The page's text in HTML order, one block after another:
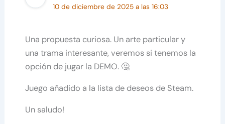
10 de diciembre de 2025 a las 16:03
Una propuesta curiosa. Un arte particular y
una trama interesante, veremos si tenemos la
opción de jugar la DEMO. 🤔
Juego añadido a la lista de deseos de Steam.
Un saludo!